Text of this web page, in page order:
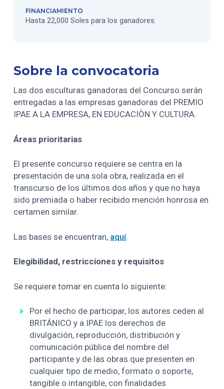
FINANCIAMIENTO
Hasta 22,000 Soles para los ganadores.
Sobre la convocatoria
Las dos esculturas ganadoras del Concurso serán
entregadas a las empresas ganadoras del PREMIO
IPAE A LA EMPRESA, EN EDUCACIÒN Y CULTURA.
Áreas prioritarias
El presente concurso requiere se centra en la
presentación de una sola obra, realizada en el
transcurso de los últimos dos años y que no haya
sido premiada o haber recibido mención honrosa en
certamen similar.
Las bases se encuentran, aquí.
Elegibilidad, restricciones y requisitos
Se requiere tomar en cuenta lo siguiente:
Por el hecho de participar, los autores ceden al
BRITÁNICO y a IPAE los derechos de
divulgación, reproducción, distribución y
comunicación pública del nombre del
participante y de las obras que presenten en
cualquier tipo de medio, formato o soporte,
tangible o intangible, con finalidades